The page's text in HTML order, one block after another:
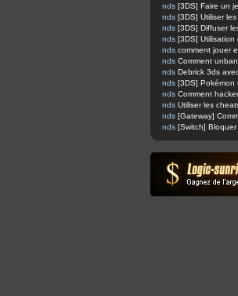
nds [3DS] Faire un
nds [3DS] Utiliser
nds [3DS] Diffuser
nds
nds
nds Comment
nds Debrick 3ds
nds
nds
nds Utiliser les
nds
nds